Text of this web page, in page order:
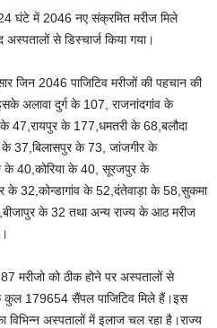
घंटे में 2046 नए संक्रमित मरीज मिले
से डिस्चार्ज किया गया।
जिन 2046 पाजिटिव मरीजों की पहचान की
अलावा दुर्ग के 107, राजनांदगांव के
47,रायपुर के 177,धमतरी के 68,बलौदा
के 37,बिलासपुर के 73, जांजगीर के
के 40,कोरिया के 40, सूरजपुर के
32,कोन्डागांव के 52,दंतेवाड़ा के 58,सुकमा
के 32 तथा अन्य राज्य के आठ मरीज
मरीजो को ठीक होने पर अस्पतालों से
कुल 179654 सैंपल पाजिटिव मिले हैं।इस
विभिन्न अस्पतालों में इलाज चल रहा है।राज्य